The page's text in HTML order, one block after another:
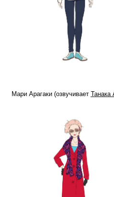
Мари Арагаки (озвучивает Танака